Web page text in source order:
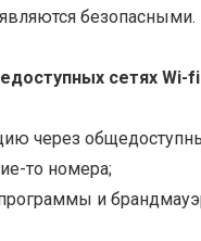
безопасными.
сетях Wi-fi
через
то номера;
и